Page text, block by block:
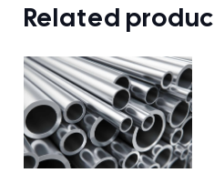
Related